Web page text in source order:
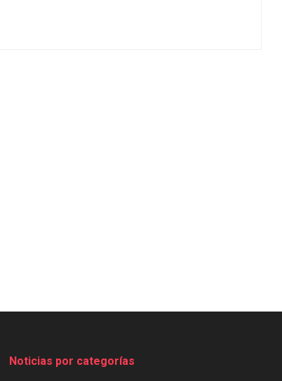
Noticias por categorías